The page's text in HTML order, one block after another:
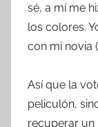
sé, a mí me
los colores.
con mi novia
Así que la
peliculón,
recuperar un